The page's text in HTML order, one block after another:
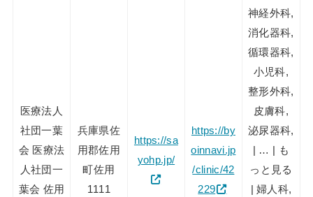
医療法人
社団一葉
会 医療法
人社団一
葉会 佐用
兵庫県佐
用郡佐用
町佐用
1111
https://sa
yohp.jp/
https://by
oinnavi.jp
/clinic/42
229
神経外科,
消化器科,
循環器科,
小児科,
整形外科,
皮膚科,
泌尿器科,
| … | も
っと見る
| 婦人科,